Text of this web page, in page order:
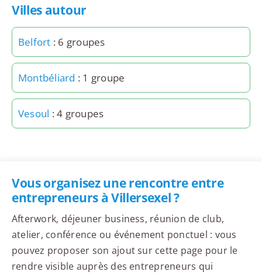
Villes autour
Belfort : 6 groupes
Montbéliard : 1 groupe
Vesoul : 4 groupes
Vous organisez une rencontre entre
entrepreneurs à Villersexel ?
Afterwork, déjeuner business, réunion de club,
atelier, conférence ou événement ponctuel : vous
pouvez proposer son ajout sur cette page pour le
rendre visible auprès des entrepreneurs qui